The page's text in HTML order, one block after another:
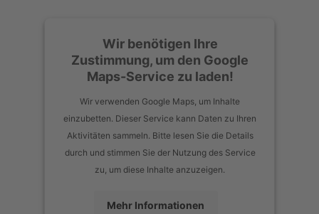
Wir benötigen Ihre
Zustimmung, um den Google
Maps-Service zu laden!
Wir verwenden Google Maps, um Inhalte
einzubetten. Dieser Service kann Daten zu Ihren
Aktivitäten sammeln. Bitte lesen Sie die Details
durch und stimmen Sie der Nutzung des Service
zu, um diese Inhalte anzuzeigen.
Mehr Informationen